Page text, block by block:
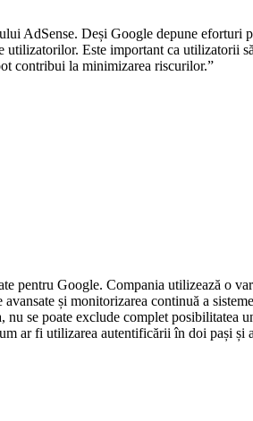
AdSense. Deși Google depune eforturi
Este important ca utilizatorii
contribui la minimizarea riscurilor.”
pentru Google. Compania utilizează o
și monitorizarea continuă a
se poate exclude complet
ar fi utilizarea autentificării în doi pași